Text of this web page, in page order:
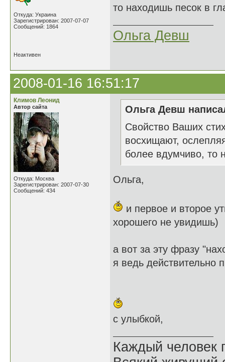
Откуда: Украина
Зарегистрирован: 2007-07-07
Сообщений: 1864
то находишь песок в
Ольга Девш
Неактивен
2008-01-16 16:51:17
Климов Леонид
Автор сайта
Откуда: Москва
Зарегистрирован: 2007-07-30
Сообщений: 434
Ольга Девш
Свойство Ваших
восхищают,
более вдумчиво, то
Ольга,
и первое и второе
хорошего не увидишь)
а вот за эту фразу
я ведь действительно
с улыбкой,
Каждый человек